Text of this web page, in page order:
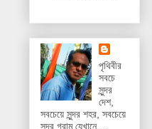
পৃথিবীর
সবচে
সুন্দর
দেশ,
সবচেয়ে সুন্দর শহর, সবচেয়ে
সুন্দর গ্রাম যেখানে...,